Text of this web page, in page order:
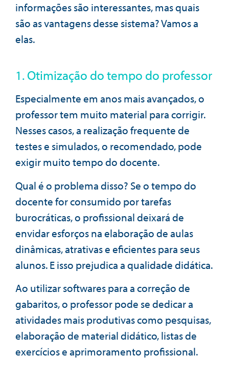
informações são interessantes, mas quais
são as vantagens desse sistema? Vamos a
elas.
1. Otimização do tempo do professor
Especialmente em anos mais avançados, o
professor tem muito material para corrigir.
Nesses casos, a realização frequente de
testes e simulados, o recomendado, pode
exigir muito tempo do docente.
Qual é o problema disso? Se o tempo do
docente for consumido por tarefas
burocráticas, o profissional deixará de
envidar esforços na elaboração de aulas
dinâmicas, atrativas e eficientes para seus
alunos. E isso prejudica a qualidade didática.
Ao utilizar softwares para a correção de
gabaritos, o professor pode se dedicar a
atividades mais produtivas como pesquisas,
elaboração de material didático, listas de
exercícios e aprimoramento profissional.